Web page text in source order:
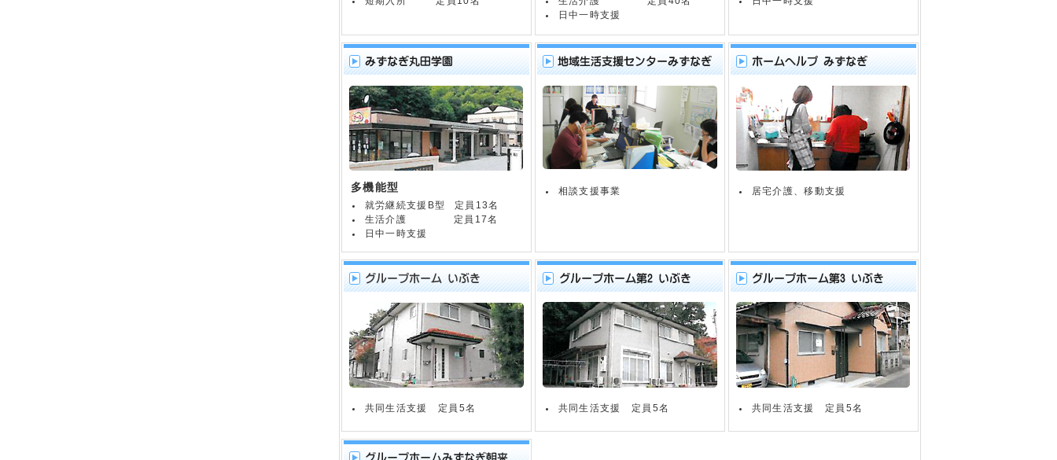
日中一時支援
多機能型
就労継続支援B型
定員13名
生活介護
定員17名
日中一時支援
相談支援事業 居宅介護、移動支援
共同生活支援 定員5名 共同生活支援 定員5名 共同生活支援 定員5名